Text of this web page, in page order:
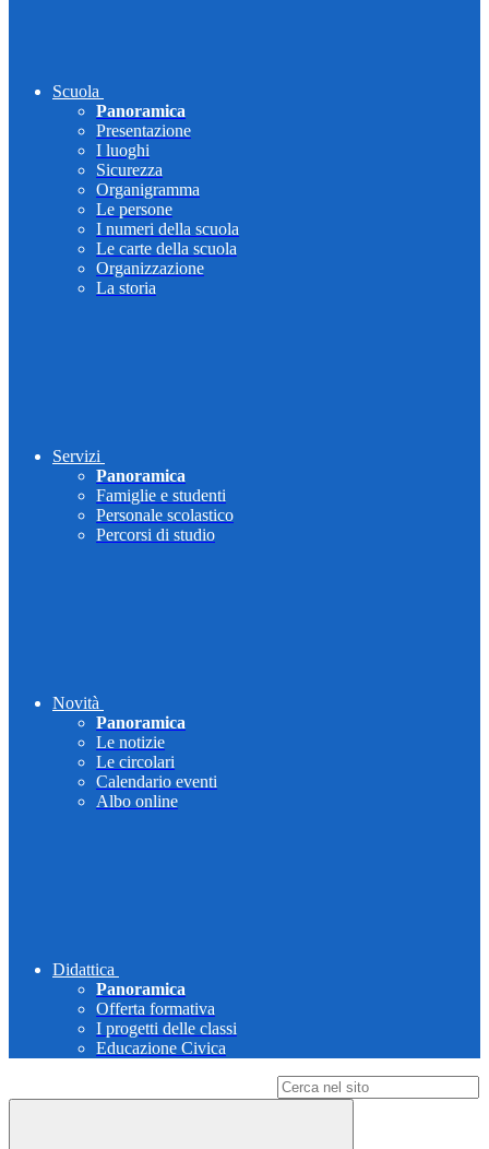
Scuola
Panoramica
Presentazione
I luoghi
Sicurezza
Organigramma
Le persone
I numeri della scuola
Le carte della scuola
Organizzazione
La storia
Servizi
Panoramica
Famiglie e studenti
Personale scolastico
Percorsi di studio
Novità
Panoramica
Le notizie
Le circolari
Calendario eventi
Albo online
Didattica
Panoramica
Offerta formativa
I progetti delle classi
Educazione Civica